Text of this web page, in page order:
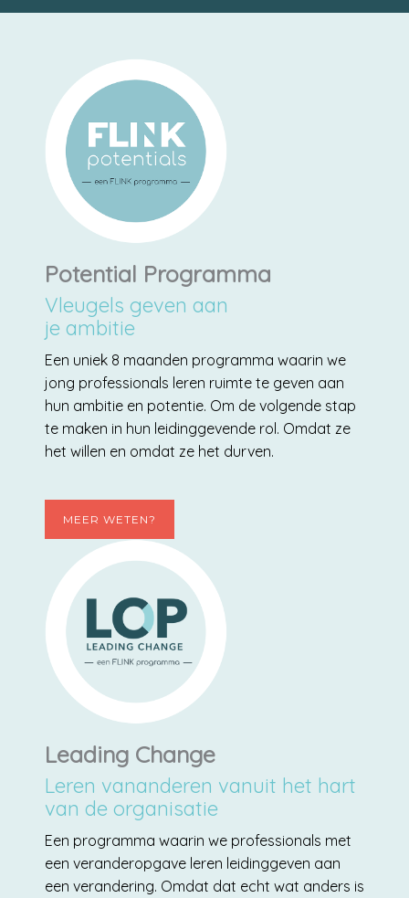
Potential Programma
Vleugels geven aan
je ambitie
Een uniek 8 maanden programma waarin we
jong professionals leren ruimte te geven aan
hun ambitie en potentie. Om de volgende stap
te maken in hun leidinggevende rol. Omdat ze
het willen en omdat ze het durven.
MEER WETEN?
Leading Change
Leren vananderen vanuit het hart
van de organisatie
Een programma waarin we professionals met
een veranderopgave leren leidinggeven aan
een verandering. Omdat dat echt wat anders is